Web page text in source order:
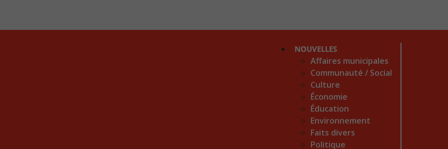
NOUVELLES
Affaires municipales
Communauté / Social
Culture
Économie
Éducation
Environnement
Faits divers
Politique